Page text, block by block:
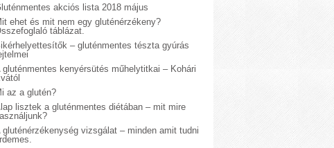
akciós lista 2018 május
ehet és mit nem egy gluténérzékeny?
táblázat.
– gluténmentes tészta gyúrás
gluténmentes kenyérsütés műhelytitkai – Kohári
az a glutén?
lisztek a gluténmentes diétában – mit mire
gluténérzékenység vizsgálat – minden amit tudni